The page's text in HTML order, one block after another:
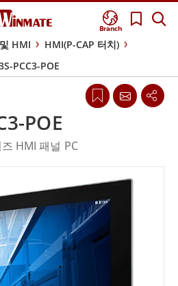
Branch
HMI
HMI(P-CAP 터치)
PCC3-POE
POE
HMI 패널 PC